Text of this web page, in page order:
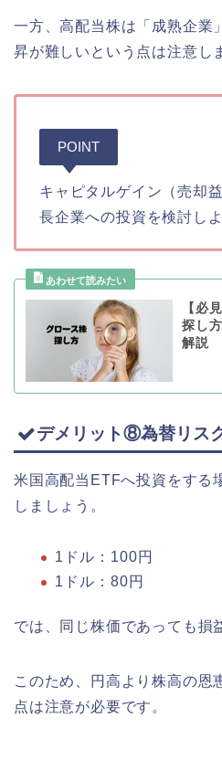
一方、高配当株は「成熟企業
昇が難しいという点は注意し
POINT
キャピタルゲイン（売却
長企業への投資を検討し
【必
探し
解説
デメリット⑧為替リス
米国高配当ETFへ投資をする
しましょう。
1ドル：100円
1ドル：80円
では、同じ株価であっても損
このため、円高より株高の恩
点は注意が必要です。